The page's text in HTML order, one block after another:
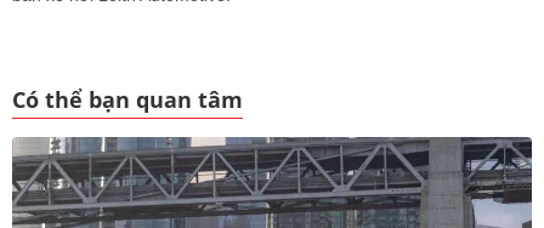
Có thể bạn quan tâm